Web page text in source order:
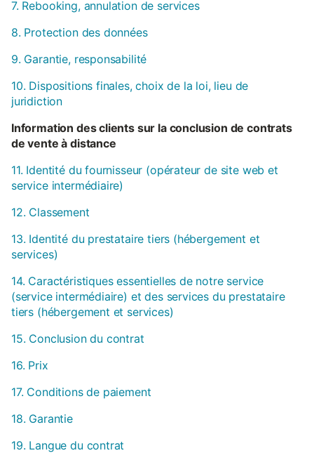
7. Rebooking, annulation de services
8. Protection des données
9. Garantie, responsabilité
10. Dispositions finales, choix de la loi, lieu de
juridiction
Information des clients sur la conclusion de contrats
de vente à distance
11. Identité du fournisseur (opérateur de site web et
service intermédiaire)
12. Classement
13. Identité du prestataire tiers (hébergement et
services)
14. Caractéristiques essentielles de notre service
(service intermédiaire) et des services du prestataire
tiers (hébergement et services)
15. Conclusion du contrat
16. Prix
17. Conditions de paiement
18. Garantie
19. Langue du contrat